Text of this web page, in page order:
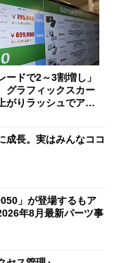
ードで2～3割増し」
ラフィックスカー
がりラッシュでアキ
成長。実はみんなココ
」が登場するもア
年8月最新パーツ事